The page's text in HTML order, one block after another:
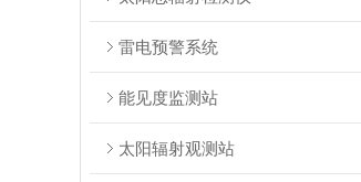
雷电预警系统
能见度监测站
太阳辐射观测站